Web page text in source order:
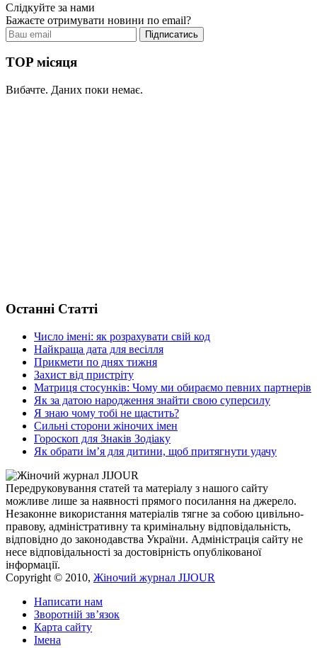
Слідкуйте за нами
Бажаєте отримувати новини по email?
TOP місяця
Вибачте. Даних поки немає.
Останні Статті
Число імені: як розрахувати свій код
Найкраща дата для весілля
Прикмети по днях тижня
Захист від пристріту
Матриця стосунків: Чому ми обираємо певних партнерів
Як за датою народження знайти свою суперсилу
Я знаю чому тобі не щастить?
Сильні сторони жіночих імен
Гороскоп для Знаків Зодіаку
Як обрати ім’я для дитини, щоб притягнути удачу
Передруковування статей та матеріалу з нашого сайту
можливе лише за наявності прямого посилання на джерело.
Незаконне використання матеріалів тягне за собою цивільно-
правову, адміністративну та кримінальну відповідальність,
відповідно до законодавства України. Адміністрація сайту не
несе відповідальності за достовірність опублікованої
інформації.
Copyright © 2010, Жіночий журнал JIJOUR
Написати нам
Зворотній зв’язок
Карта сайту
Імена